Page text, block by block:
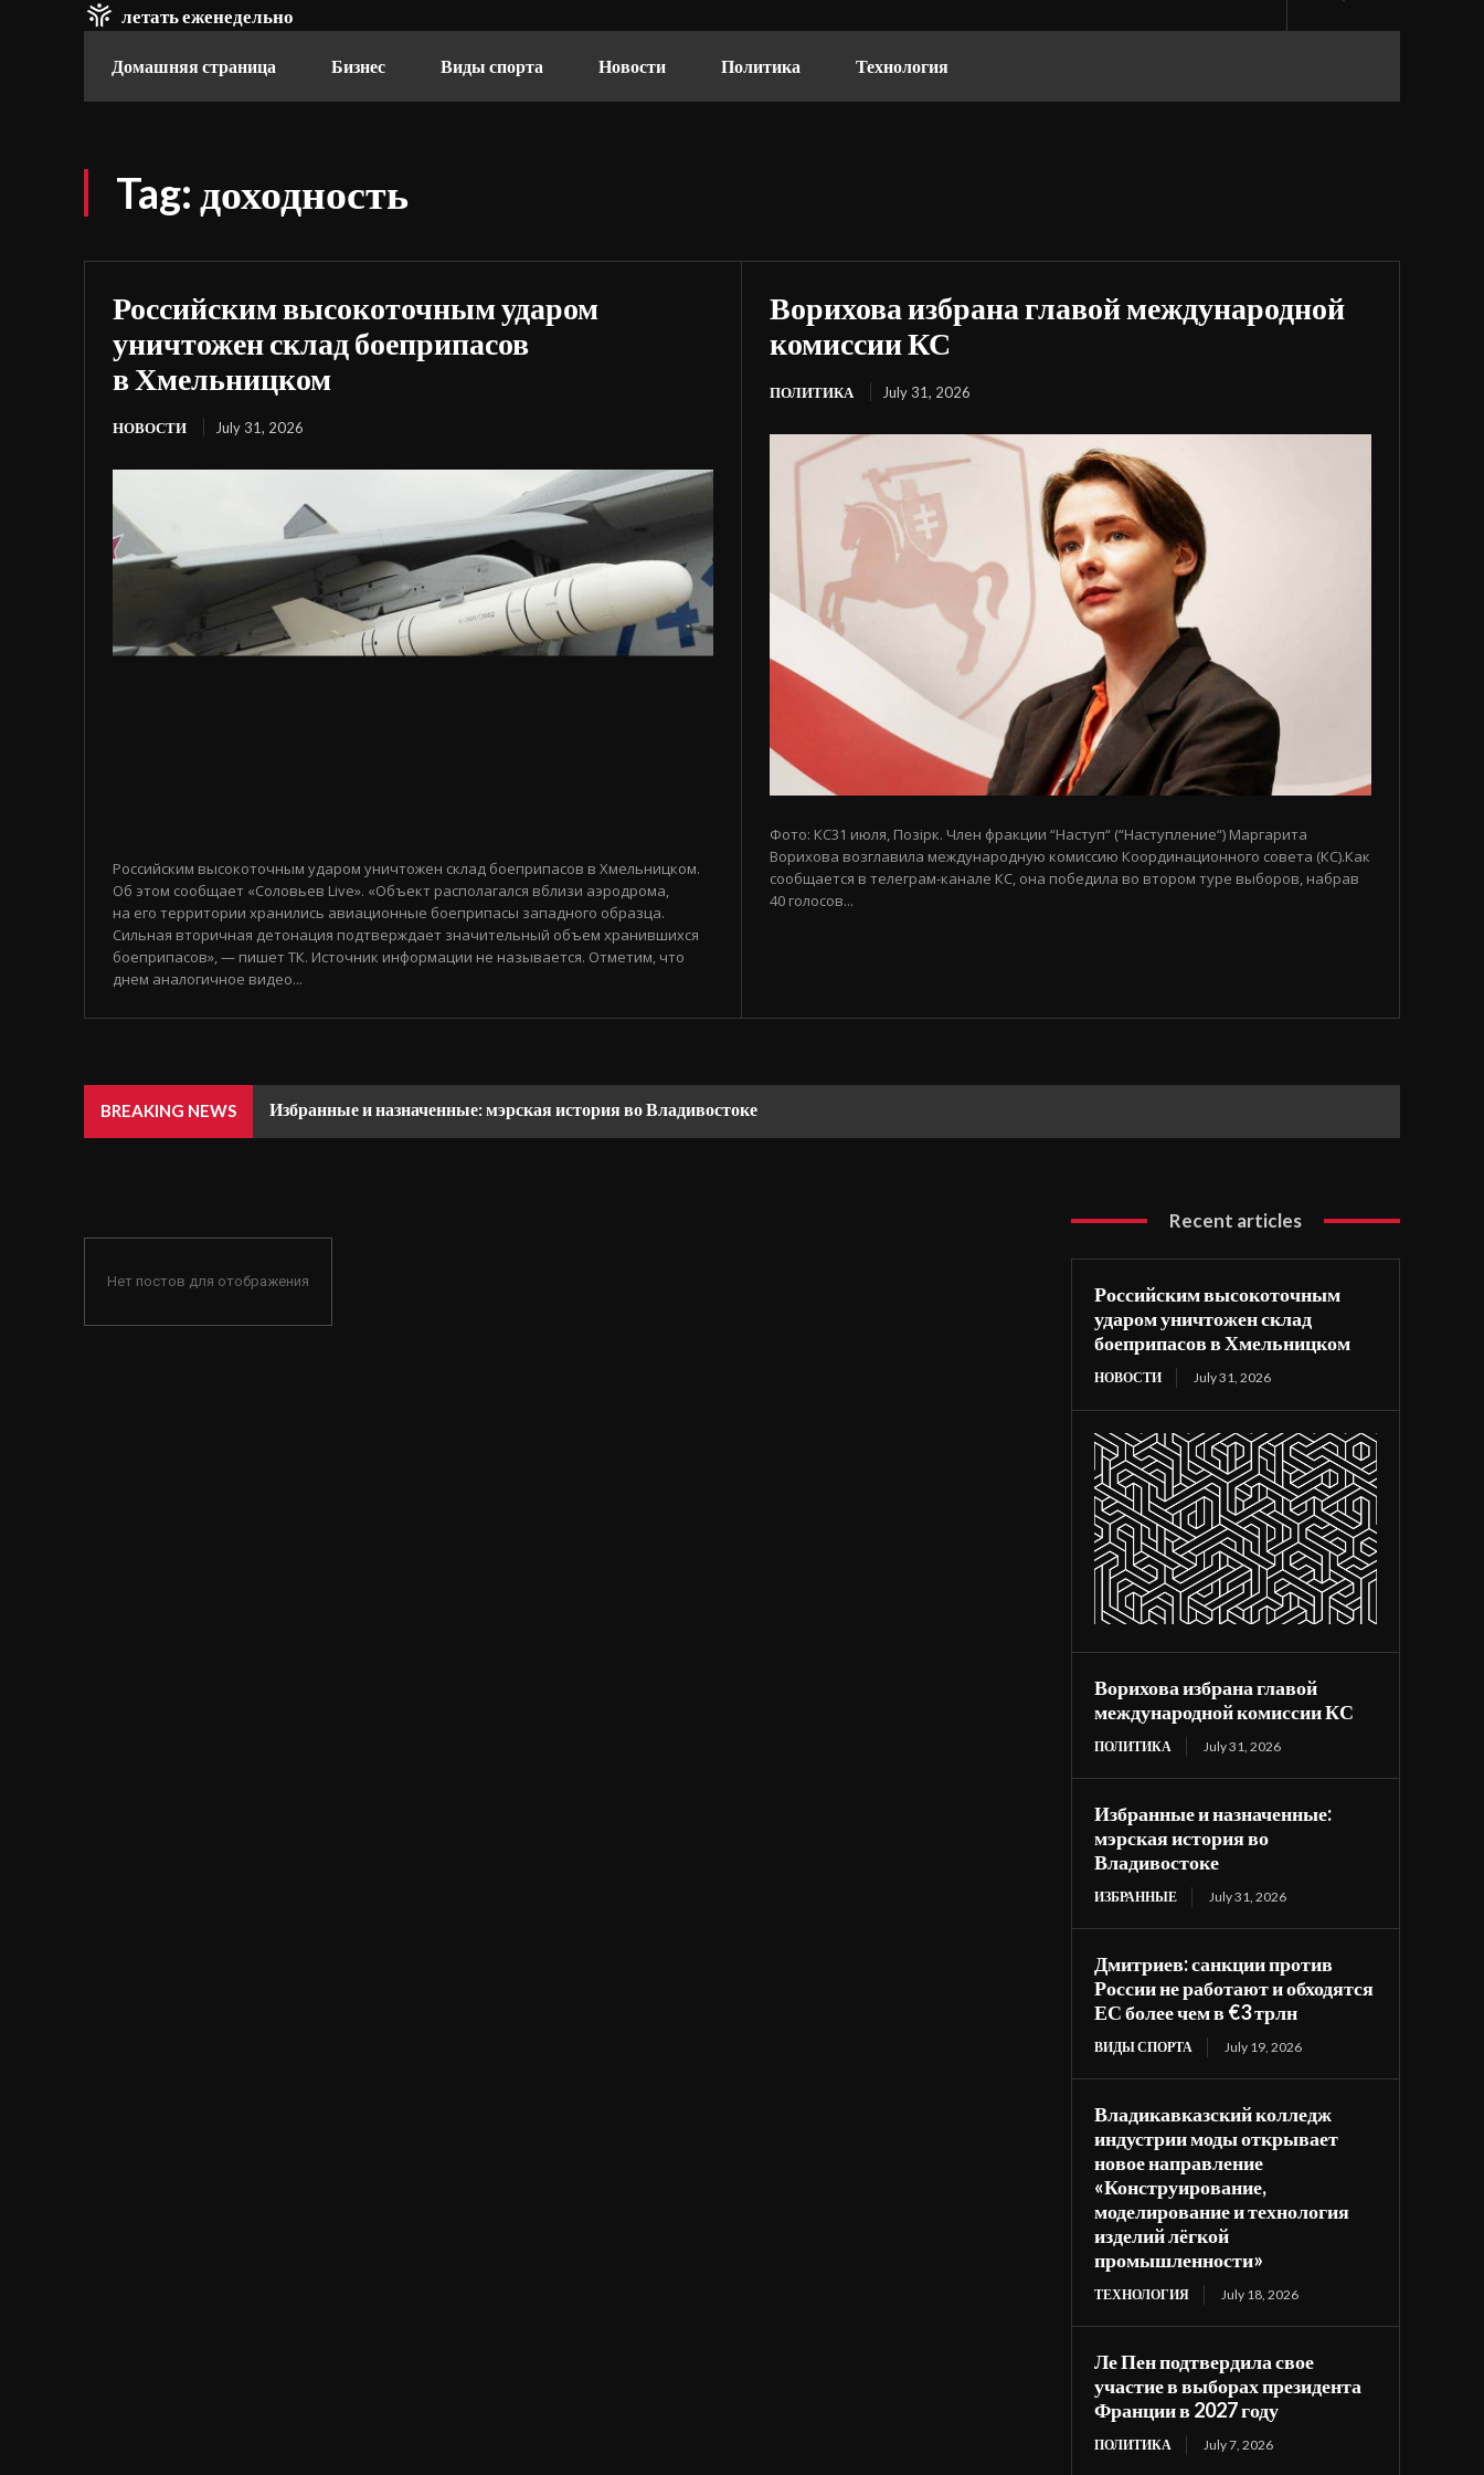
летать еженедельно
Домашняя страница Бизнес Виды спорта Новости Политика Технология
Tag: доходность
Российским высокоточным ударом
уничтожен склад боеприпасов
в Хмельницком
НОВОСТИ July 31, 2026
Российским высокоточным ударом уничтожен склад боеприпасов в Хмельницком.
Об этом сообщает «Соловьев Live». «Объект располагался вблизи аэродрома,
на его территории хранились авиационные боеприпасы западного образца.
Сильная вторичная детонация подтверждает значительный объем хранившихся
боеприпасов», — пишет ТК. Источник информации не называется. Отметим, что
днем аналогичное видео...
Ворихова избрана главой международной
комиссии КС
ПОЛИТИКА July 31, 2026
Фото: КС31 июля, Позірк. Член фракции “Наступ“ (“Наступление“) Маргарита
Ворихова возглавила международную комиссию Координационного совета (КС).Как
сообщается в телеграм-канале КС, она победила во втором туре выборов, набрав
40 голосов...
BREAKING NEWS Избранные и назначенные: мэрская история во Владивостоке
Нет постов для отображения
Recent articles
Российским высокоточным
ударом уничтожен склад
боеприпасов в Хмельницком
НОВОСТИ July 31, 2026
Ворихова избрана главой
международной комиссии КС
ПОЛИТИКА July 31, 2026
Избранные и назначенные:
мэрская история во
Владивостоке
ИЗБРАННЫЕ July 31, 2026
Дмитриев: санкции против
России не работают и обходятся
ЕС более чем в €3 трлн
ВИДЫ СПОРТА July 19, 2026
Владикавказский колледж
индустрии моды открывает
новое направление
«Конструирование,
моделирование и технология
изделий лёгкой
промышленности»
ТЕХНОЛОГИЯ July 18, 2026
Ле Пен подтвердила свое
участие в выборах президента
Франции в 2027 году
ПОЛИТИКА July 7, 2026